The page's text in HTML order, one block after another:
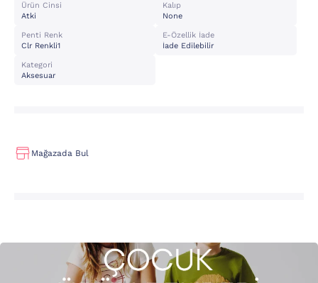
Ürün Cinsi
Atki
Kalıp
None
Penti Renk
Clr Renkli1
E-Özellik İade
İade Edilebilir
Kategori
Aksesuar
Mağazada Bul